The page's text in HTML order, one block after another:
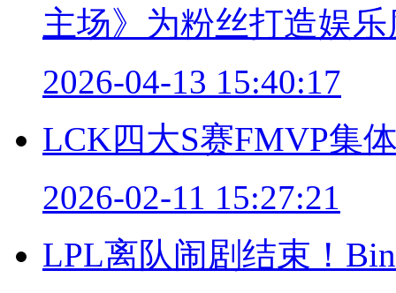
主场》为粉丝打造娱
2026-04-13 15:40:17
LCK四大S赛FMVP集
2026-02-11 15:27:21
LPL离队闹剧结束！